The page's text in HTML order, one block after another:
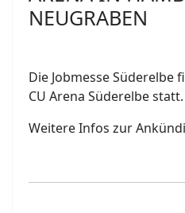
NEUGRABEN
Die Jobmesse Süderelbe
CU Arena Süderelbe statt.
Weitere Infos zur